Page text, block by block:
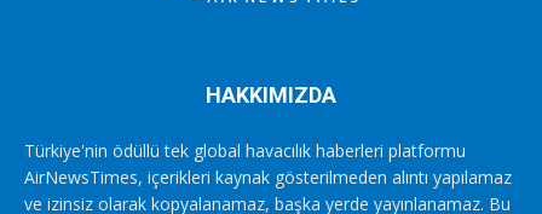
HAKKIMIZDA
Türkiye'nin ödüllü tek global havacılık haberleri platformu
AirNewsTimes, içerikleri kaynak gösterilmeden alıntı yapılamaz
ve izinsiz olarak kopyalanamaz, başka yerde yayınlanamaz. Bu